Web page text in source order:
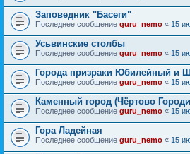
Заповедник "Басеги"
Последнее сообщение guru_nemo « 15
Усьвинские столбы
Последнее сообщение guru_nemo « 15
Города призраки Юбилейный и
Последнее сообщение guru_nemo « 15
Каменный город (Чёртово
Последнее сообщение guru_nemo « 15
Гора Ладейная
Последнее сообщение guru_nemo « 15